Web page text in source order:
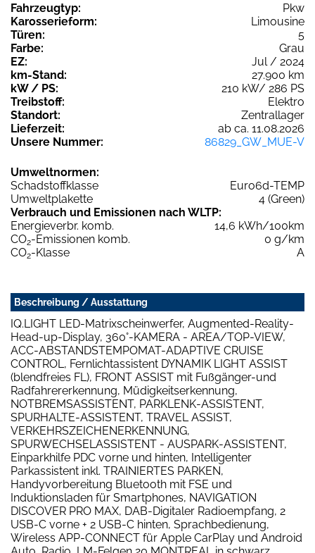
Fahrzeugtyp:
Pkw
Karosserieform:
Limousine
Türen:
5
Farbe:
Grau
EZ:
Jul / 2024
km-Stand:
27.900 km
kW / PS:
210 kW/ 286 PS
Treibstoff:
Elektro
Standort:
Zentrallager
Lieferzeit:
ab ca. 11.08.2026
Unsere Nummer:
86829_GW_MUE-V
Umweltnormen:
Schadstoffklasse
Euro6d-TEMP
Umweltplakette
4 (Green)
Verbrauch und Emissionen nach WLTP:
Energieverbr. komb.
14,6 kWh/100km
CO2-Emissionen komb.
0 g/km
CO2-Klasse A
Beschreibung / Ausstattung
IQ.LIGHT LED-Matrixscheinwerfer, Augmented-Reality-
Head-up-Display, 360°-KAMERA - AREA/TOP-VIEW,
ACC-ABSTANDSTEMPOMAT-ADAPTIVE CRUISE
CONTROL, Fernlichtassistent DYNAMIK LIGHT ASSIST
(blendfreies FL), FRONT ASSIST mit Fußgänger-und
Radfahrererkennung, Müdigkeitserkennung,
NOTBREMSASSISTENT, PARKLENK-ASSISTENT,
SPURHALTE-ASSISTENT, TRAVEL ASSIST,
VERKEHRSZEICHENERKENNUNG,
SPURWECHSELASSISTENT - AUSPARK-ASSISTENT,
Einparkhilfe PDC vorne und hinten, Intelligenter
Parkassistent inkl. TRAINIERTES PARKEN,
Handyvorbereitung Bluetooth mit FSE und
Induktionsladen für Smartphones, NAVIGATION
DISCOVER PRO MAX, DAB-Digitaler Radioempfang, 2
USB-C vorne + 2 USB-C hinten, Sprachbedienung,
Wireless APP-CONNECT für Apple CarPlay und Android